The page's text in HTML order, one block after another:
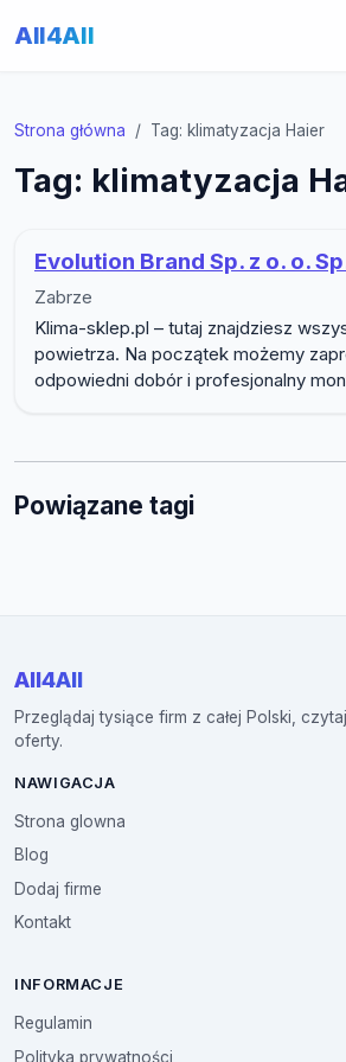
All4All
Strona główna Tag: klimatyzacja Haier
Tag: klimatyzacja
Evolution Brand Sp. z o. o.
Zabrze
Klima-sklep.pl – tutaj znajdziesz
powietrza. Na początek możemy
odpowiedni dobór i profesjonalny
Powiązane tagi
All4All
Przeglądaj tysiące firm z całej Polski,
oferty.
NAWIGACJA
Strona glowna
Blog
Dodaj firme
Kontakt
INFORMACJE
Regulamin
Polityka prywatności